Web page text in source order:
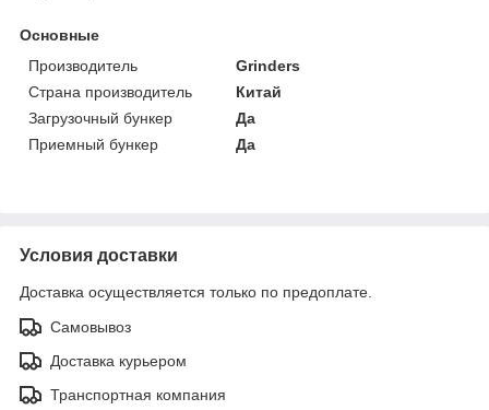
Основные
Производитель
Grinders
Страна производитель
Китай
Загрузочный бункер
Да
Приемный бункер
Да
Условия доставки
Доставка осуществляется только по предоплате.
Самовывоз
Доставка курьером
Транспортная компания